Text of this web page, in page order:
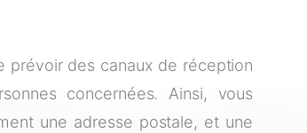
prévoir des canaux de réception
concernées. Ainsi, vous
une adresse postale, et une